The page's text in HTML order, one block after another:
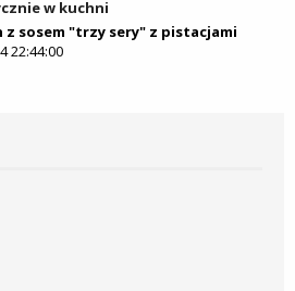
w kuchni
z sosem "trzy sery" z pistacjami
22:44:00